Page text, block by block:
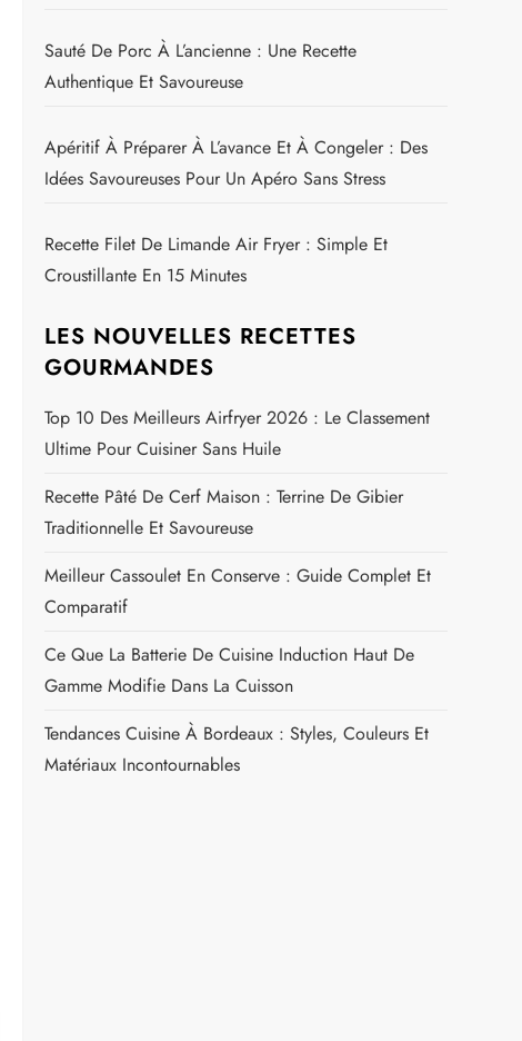
Sauté De Porc À L’ancienne : Une Recette
Authentique Et Savoureuse
Apéritif À Préparer À L’avance Et À Congeler : Des
Idées Savoureuses Pour Un Apéro Sans Stress
Recette Filet De Limande Air Fryer : Simple Et
Croustillante En 15 Minutes
LES NOUVELLES RECETTES
GOURMANDES
Top 10 Des Meilleurs Airfryer 2026 : Le Classement
Ultime Pour Cuisiner Sans Huile
Recette Pâté De Cerf Maison : Terrine De Gibier
Traditionnelle Et Savoureuse
Meilleur Cassoulet En Conserve : Guide Complet Et
Comparatif
Ce Que La Batterie De Cuisine Induction Haut De
Gamme Modifie Dans La Cuisson
Tendances Cuisine À Bordeaux : Styles, Couleurs Et
Matériaux Incontournables